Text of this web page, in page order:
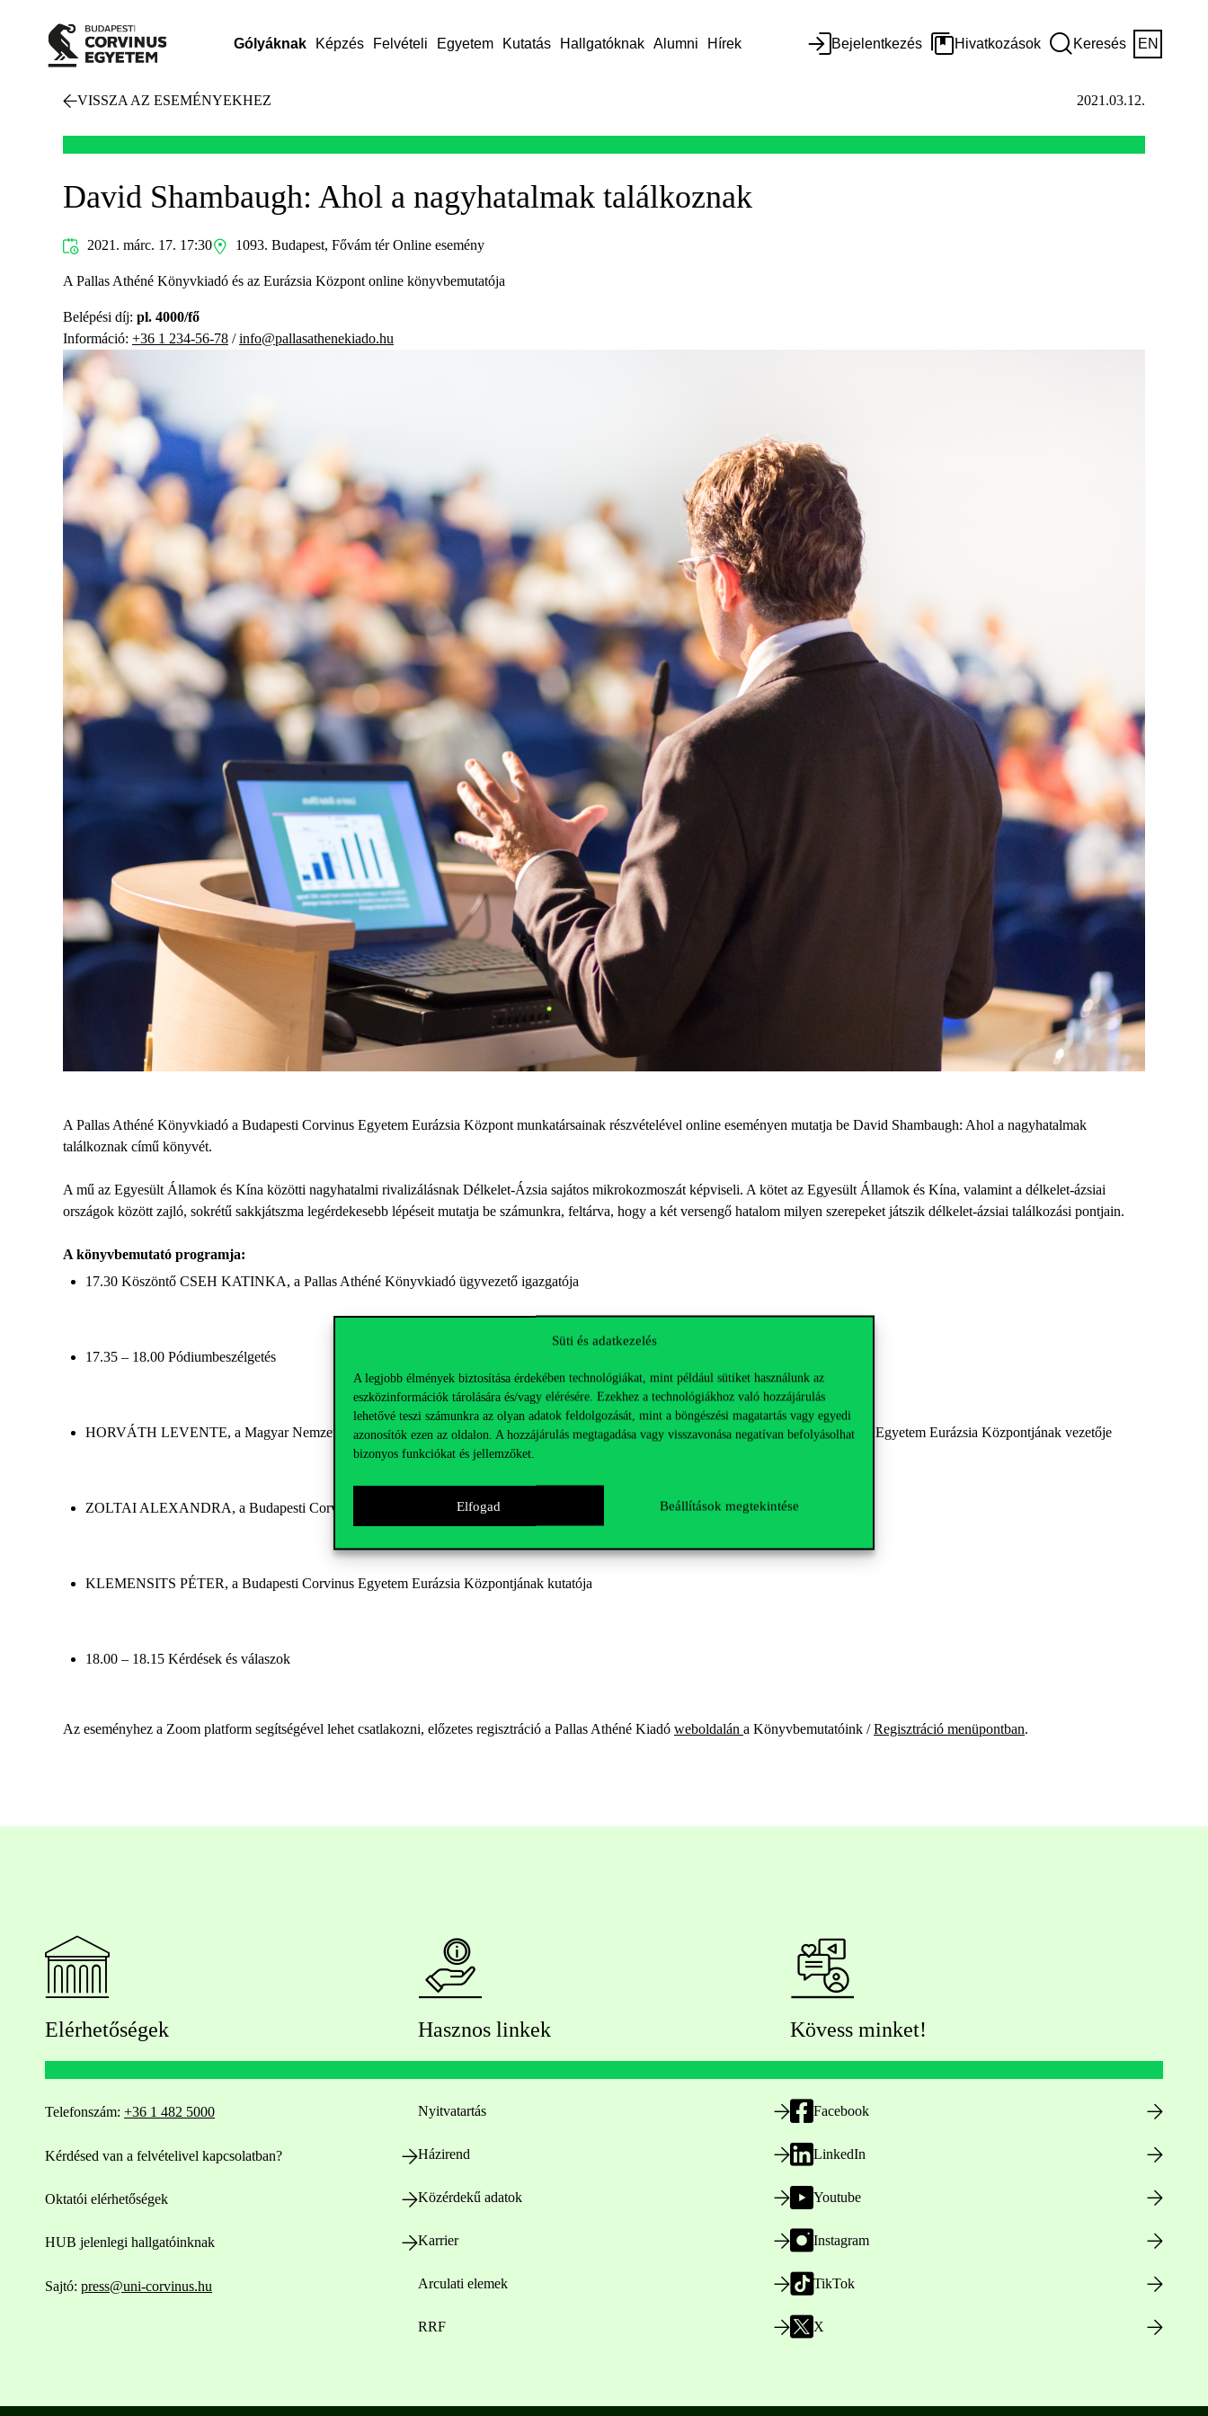
Süti és adatkezelés
A legjobb élmények biztosítása érdekében technológiákat, mint például sütiket használunk az
eszközinformációk tárolására és/vagy elérésére. Ezekhez a technológiákhoz való hozzájárulás
lehetővé teszi számunkra az olyan adatok feldolgozását, mint a böngészési magatartás vagy egyedi
azonosítók ezen az oldalon. A hozzájárulás megtagadása vagy visszavonása negatívan befolyásolhat
bizonyos funkciókat és jellemzőket.
Elfogad Beállítások megtekintése
Gólyáknak Képzés Felvételi Egyetem Kutatás Hallgatóknak Alumni Hírek Bejelentkezés Hivatkozások Keresés EN
VISSZA AZ ESEMÉNYEKHEZ 2021.03.12.
David Shambaugh: Ahol a nagyhatalmak találkoznak
2021. márc. 17. 17:30 1093. Budapest, Fővám tér Online esemény
A Pallas Athéné Könyvkiadó és az Eurázsia Központ online könyvbemutatója
Belépési díj: pl. 4000/fő
Információ: +36 1 234-56-78 /info@pallasathenekiado.hu
A Pallas Athéné Könyvkiadó a Budapesti Corvinus Egyetem Eurázsia Központ munkatársainak részvételével online eseményen mutatja be David Shambaugh: Ahol a nagyhatalmak
találkoznak című könyvét.
A mű az Egyesült Államok és Kína közötti nagyhatalmi rivalizálásnak Délkelet-Ázsia sajátos mikrokozmoszát képviseli. A kötet az Egyesült Államok és Kína, valamint a délkelet-ázsiai
országok között zajló, sokrétű sakkjátszma legérdekesebb lépéseit mutatja be számunkra, feltárva, hogy a két versengő hatalom milyen szerepeket játszik délkelet-ázsiai találkozási pontjain.
A könyvbemutató programja:
17.30 Köszöntő CSEH KATINKA, a Pallas Athéné Könyvkiadó ügyvezető igazgatója
17.35 – 18.00 Pódiumbeszélgetés
HORVÁTH LEVENTE, a Magyar Nemzeti Bank elnöki főtanácsadója, Magyarország korábbi sanghaji főkonzulja, a Budapesti Corvinus Egyetem Eurázsia Központjának vezetője
ZOLTAI ALEXANDRA, a Budapesti Corvinus Egyetem Eurázsia Központjának kutatója
KLEMENSITS PÉTER, a Budapesti Corvinus Egyetem Eurázsia Központjának kutatója
18.00 – 18.15 Kérdések és válaszok
Az eseményhez a Zoom platform segítségével lehet csatlakozni, előzetes regisztráció a Pallas Athéné Kiadó weboldalán a Könyvbemutatóink /Regisztráció menüpontban.
Elérhetőségek
Telefonszám: +36 1 482 5000
Kérdésed van a felvételivel kapcsolatban?
Oktatói elérhetőségek
HUB jelenlegi hallgatóinknak
Sajtó: press@uni-corvinus.hu
Hasznos linkek
Nyitvatartás
Házirend
Közérdekű adatok
Karrier
Arculati elemek
RRF
Kövess minket!
Facebook
LinkedIn
Youtube
Instagram
TikTok
X